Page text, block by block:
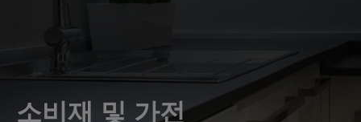
소비재 및 가전